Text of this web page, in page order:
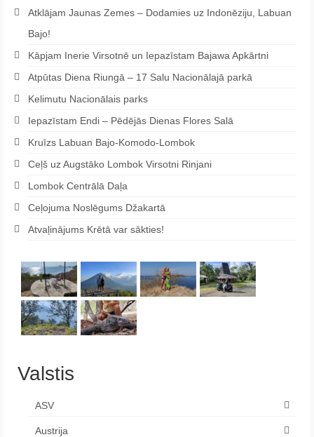
Atklājam Jaunas Zemes – Dodamies uz Indonēziju, Labuan
Bajo!
Kāpjam Inerie Virsotnē un Iepazīstam Bajawa Apkārtni
Atpūtas Diena Riungā – 17 Salu Nacionālajā parkā
Kelimutu Nacionālais parks
Iepazīstam Endi – Pēdējās Dienas Flores Salā
Kruīzs Labuan Bajo-Komodo-Lombok
Ceļš uz Augstāko Lombok Virsotni Rinjani
Lombok Centrālā Daļa
Ceļojuma Noslēgums Džakartā
Atvaļinājums Krētā var sākties!
Valstis
ASV
Austrija